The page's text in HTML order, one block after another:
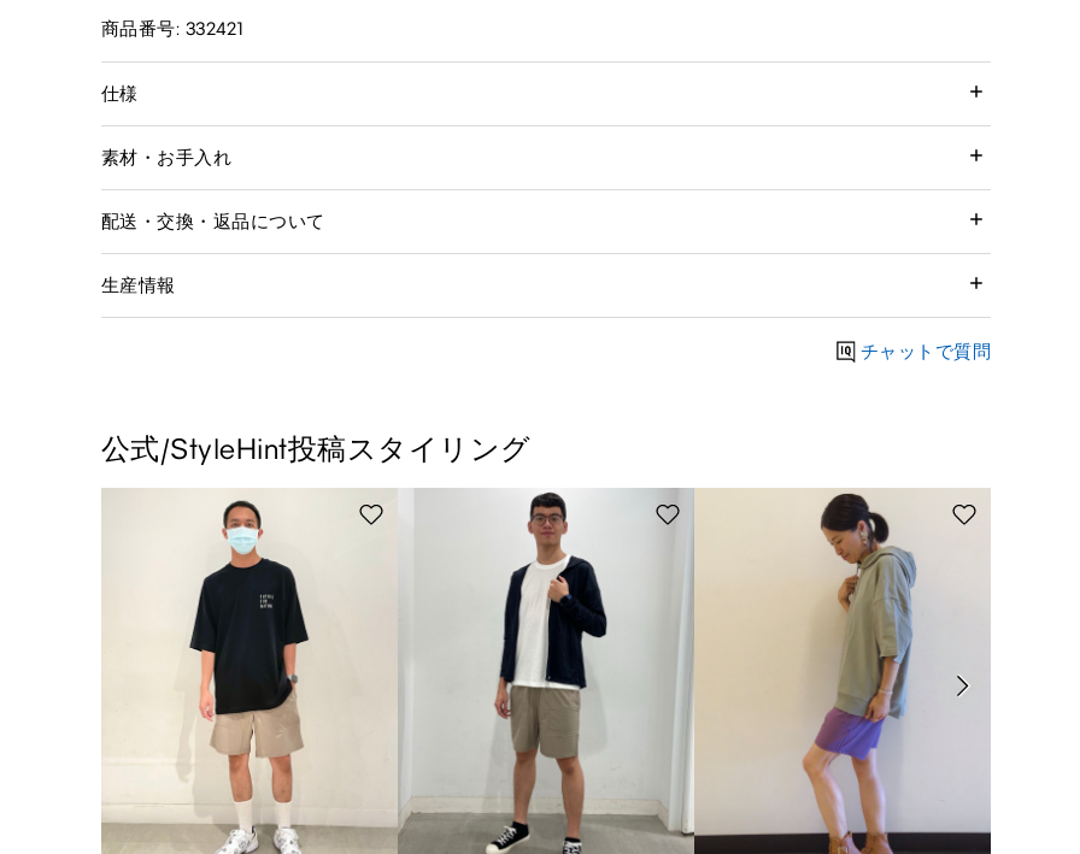
商品番号: 332421
仕様
素材・お手入れ
配送・交換・返品について
生産情報
チャットで質問
公式/StyleHint投稿スタイリング